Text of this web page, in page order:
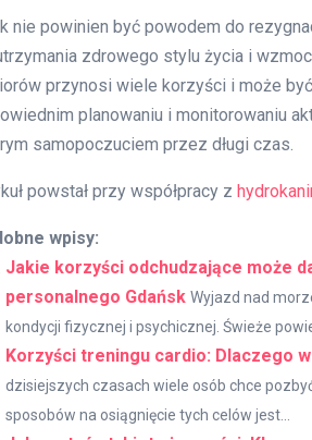
nie powinien być powodem do
zdrowego stylu życia i
przynosi wiele korzyści i może
planowaniu i monitorowaniu
samopoczuciem przez długi czas.
powstał przy współpracy z
wpisy:
Jakie korzyści odchudzające może
personalnego Gdańsk Wyjazd nad
kondycji fizycznej i psychicznej. Świeże
Korzyści treningu cardio: Dlaczego
dzisiejszych czasach wiele osób chce
sposobów na osiągnięcie tych celów jest...